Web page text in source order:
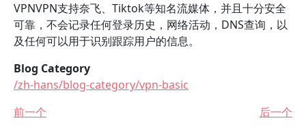
VPNVPN支持奈飞、Tiktok等知名流媒体，并且十分安全
可靠，不会记录任何登录历史，网络活动，DNS查询，以
及任何可以用于识别跟踪用户的信息。
Blog Category
/zh-hans/blog-category/vpn-basic
前一个
后一个